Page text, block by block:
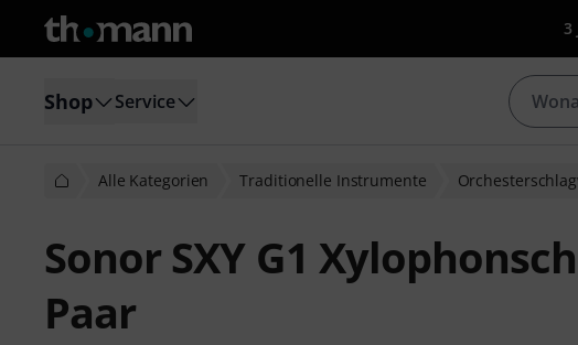
3
Shop Service
Alle Kategorien Traditionelle Instrumente
Sonor SXY G1
Paar